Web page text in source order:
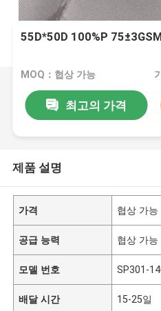
55D*50D 100%P
MOQ：협상 가능
최고의 가격
제품 설명
가격 협상 가능
공급 능력 협상 가능
모델 번호 SP301-
배달 시간 15-25일